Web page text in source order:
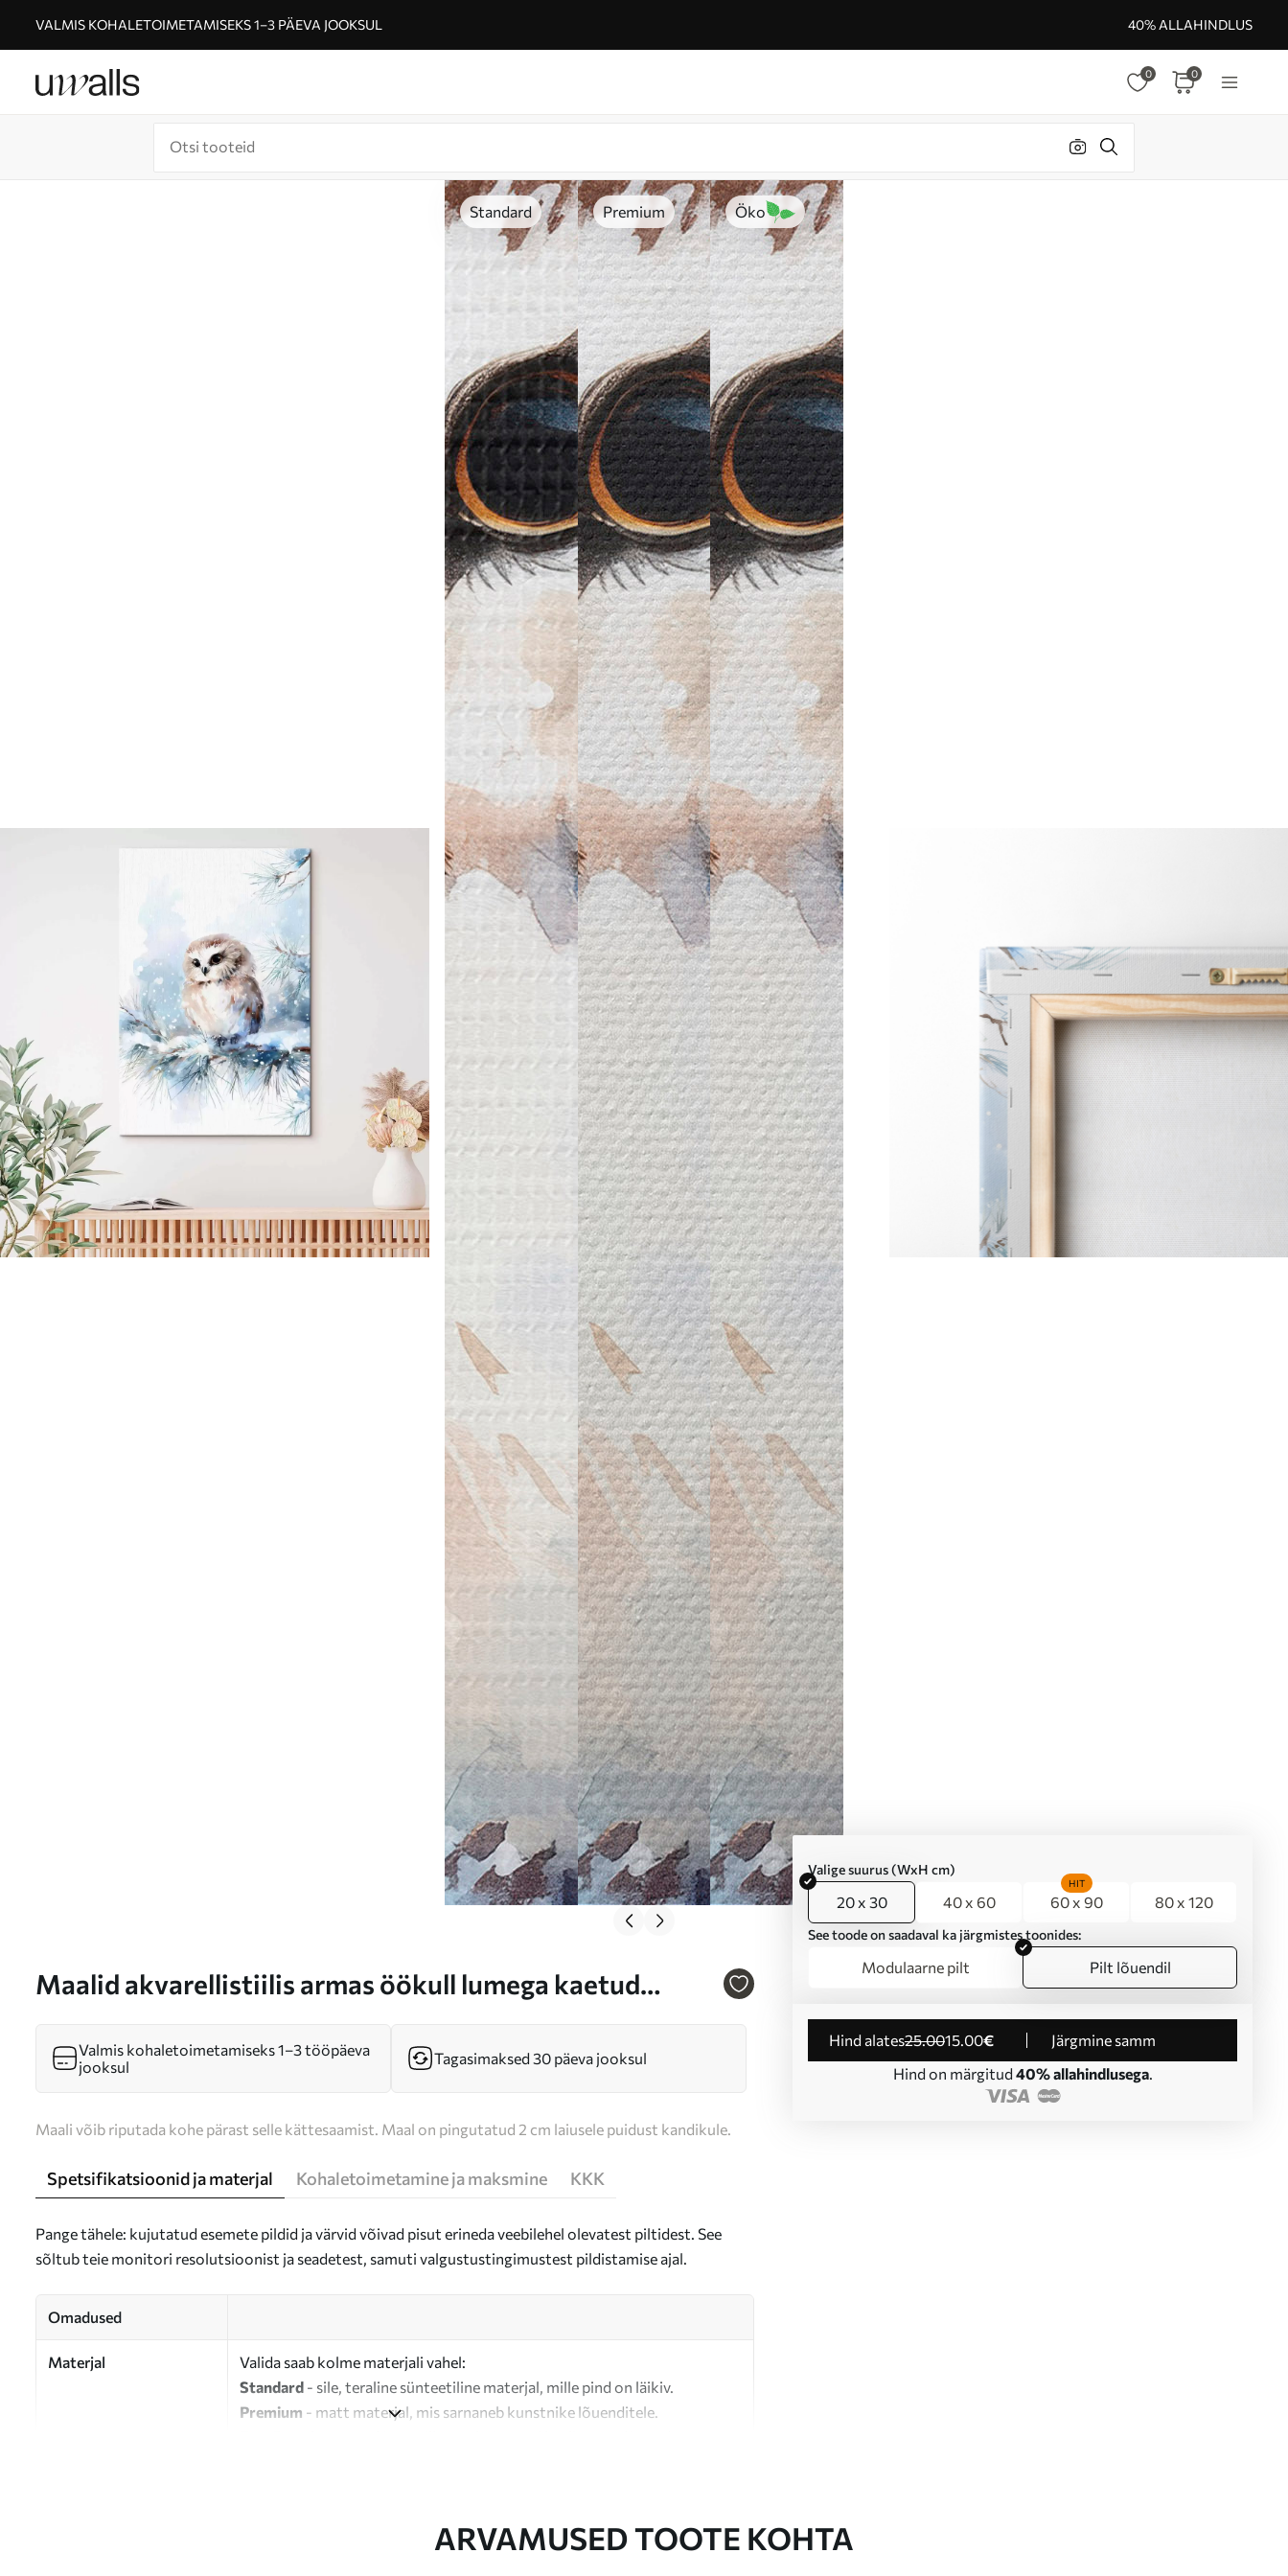
VALMIS KOHALETOIMETAMISEKS 1–3 PÄEVA JOOKSUL 40% ALLAHINDLUS
0 0
Standard Premium Öko
Maalid akvarellistiilis armas öökull lumega kaetud
Valige suurus (WxH cm)
20 x 30 40 x 60 60 x 90
HIT
80 x 120
See toode on saadaval ka järgmistes toonides:
Modulaarne pilt Pilt lõuendil
Hind alates25.0015.00€
Järgmine samm
Hind on märgitud 40% allahindlusega.
Valmis kohaletoimetamiseks 1–3 tööpäeva
jooksul
Tagasimaksed 30 päeva jooksul
Maali võib riputada kohe pärast selle kättesaamist. Maal on pingutatud 2 cm laiusele puidust kandikule.
Spetsifikatsioonid ja materjal Kohaletoimetamine ja maksmine KKK
Pange tähele: kujutatud esemete pildid ja värvid võivad pisut erineda veebilehel olevatest piltidest. See
sõltub teie monitori resolutsioonist ja seadetest, samuti valgustustingimustest pildistamise ajal.
Omadused
Materjal
Valida saab kolme materjali vahel:
Standard - sile, teraline sünteetiline materjal, mille pind on läikiv.
Premium - matt materjal, mis sarnaneb kunstnike lõuenditele.
ARVAMUSED TOOTE KOHTA